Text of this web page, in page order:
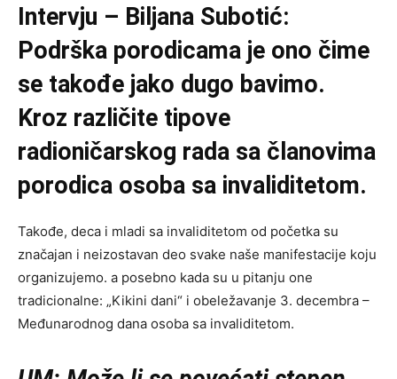
Intervju – Biljana Subotić:
Podrška porodicama je ono čime
se takođe jako dugo bavimo.
Kroz različite tipove
radioničarskog rada sa članovima
porodica osoba sa invaliditetom.
Takođe, deca i mladi sa invaliditetom od početka su
značajan i neizostavan deo svake naše manifestacije koju
organizujemo. a posebno kada su u pitanju one
tradicionalne: „Kikini dani“ i obeležavanje 3. decembra –
Međunarodnog dana osoba sa invaliditetom.